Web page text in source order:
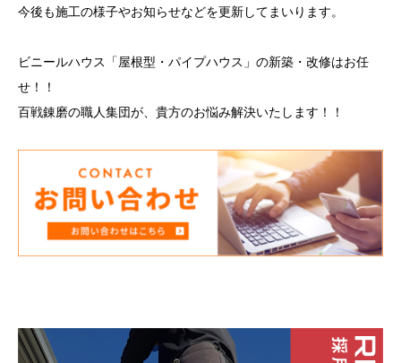
今後も施工の様子やお知らせなどを更新してまいります。
ビニールハウス「屋根型・パイプハウス」の新築・改修はお任
せ！！
百戦錬磨の職人集団が、貴方のお悩み解決いたします！！